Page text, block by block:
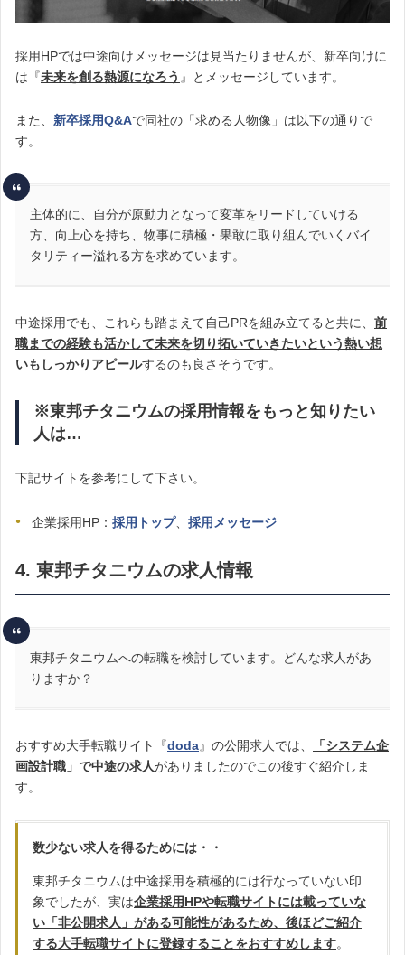
採用HPでは中途向けメッセージは見当たりませんが、新卒向けに
は『未来を創る熱源になろう 』とメッセージしています。
また、 新卒採用Q&Aで同社の「求める人物像」は以下の通りで
す。
主体的に、自分が原動力となって変革をリードしていける
方、向上心を持ち、物事に積極・果敢に取り組んでいくバイ
タリティー溢れる方を求めています。
中途採用でも、これらも踏まえて自己PRを組み立てると共に、 前
職までの経験も活かして未来を切り拓いていきたいという熱い想
いもしっかりアピールするのも良さそうです。
※東邦チタニウムの採用情報をもっと知りたい
人は…
下記サイトを参考にして下さい。
企業採用HP： 採用トップ、 採用メッセージ
4. 東邦チタニウムの求人情報
東邦チタニウムへの転職を検討しています。どんな求人があ
りますか？
おすすめ大手転職サイト『doda』の公開求人では、
「システム企
画設計職」で中途の求人がありましたのでこの後すぐ紹介しま
す。
数少ない求人を得るためには・・
東邦チタニウムは中途採用を積極的には行なっていない印
象でしたが、実は企業採用HPや転職サイトには載っていな
い「非公開求人」がある可能性があるため、後ほどご紹介
する大手転職サイトに登録することをおすすめします。